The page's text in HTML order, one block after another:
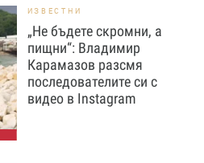
ИЗВЕСТНИ
„Не бъдете скромни, а
пищни“: Владимир
Карамазов разсмя
последователите си с
видео в Instagram